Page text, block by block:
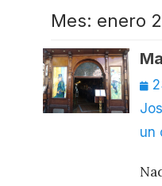
Mes: enero
el
un